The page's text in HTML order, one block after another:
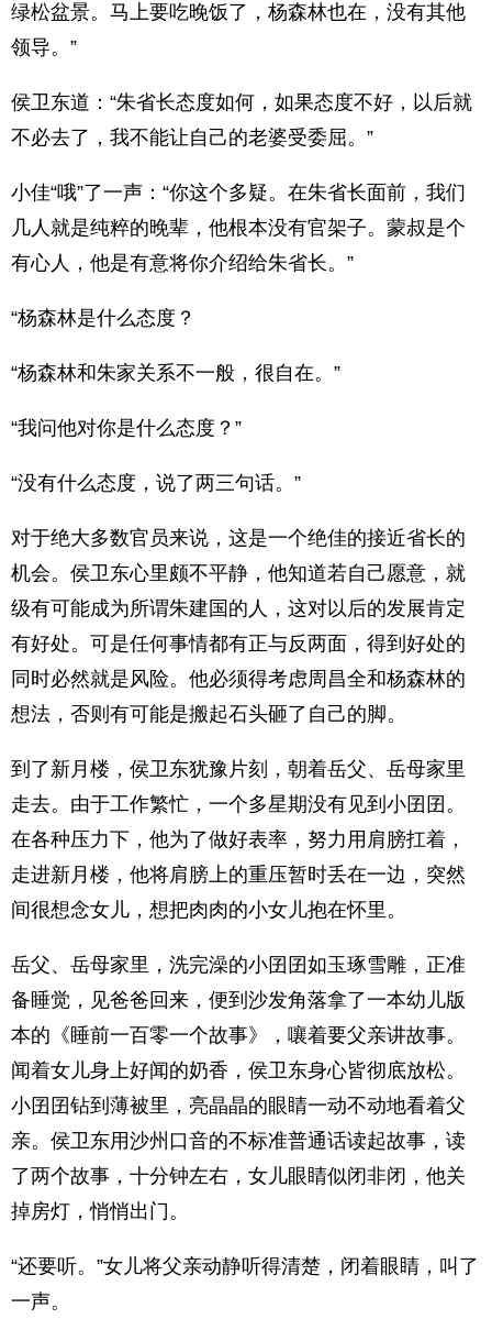
绿松盆景。马上要吃晚饭了，杨森林也在，没有其他
领导。”
侯卫东道：“朱省长态度如何，如果态度不好，以后就
不必去了，我不能让自己的老婆受委屈。”
小佳“哦”了一声：“你这个多疑。在朱省长面前，我们
几人就是纯粹的晚辈，他根本没有官架子。蒙叔是个
有心人，他是有意将你介绍给朱省长。”
“杨森林是什么态度？
“杨森林和朱家关系不一般，很自在。”
“我问他对你是什么态度？”
“没有什么态度，说了两三句话。”
对于绝大多数官员来说，这是一个绝佳的接近省长的
机会。侯卫东心里颇不平静，他知道若自己愿意，就
级有可能成为所谓朱建国的人，这对以后的发展肯定
有好处。可是任何事情都有正与反两面，得到好处的
同时必然就是风险。他必须得考虑周昌全和杨森林的
想法，否则有可能是搬起石头砸了自己的脚。
到了新月楼，侯卫东犹豫片刻，朝着岳父、岳母家里
走去。由于工作繁忙，一个多星期没有见到小囝囝。
在各种压力下，他为了做好表率，努力用肩膀扛着，
走进新月楼，他将肩膀上的重压暂时丢在一边，突然
间很想念女儿，想把肉肉的小女儿抱在怀里。
岳父、岳母家里，洗完澡的小囝囝如玉琢雪雕，正准
备睡觉，见爸爸回来，便到沙发角落拿了一本幼儿版
本的《睡前一百零一个故事》，嚷着要父亲讲故事。
闻着女儿身上好闻的奶香，侯卫东身心皆彻底放松。
小囝囝钻到薄被里，亮晶晶的眼睛一动不动地看着父
亲。侯卫东用沙州口音的不标准普通话读起故事，读
了两个故事，十分钟左右，女儿眼睛似闭非闭，他关
掉房灯，悄悄出门。
“还要听。”女儿将父亲动静听得清楚，闭着眼睛，叫了
一声。